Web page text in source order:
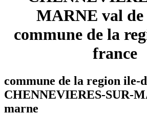
communes
seine
saint
MARNE val
commune de la
france
commune de la region ile-
CHENNEVIERES-SUR-
marne